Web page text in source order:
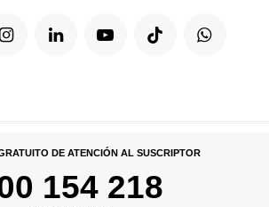
DE ATENCIÓN AL SUSCRIPTOR
154 218